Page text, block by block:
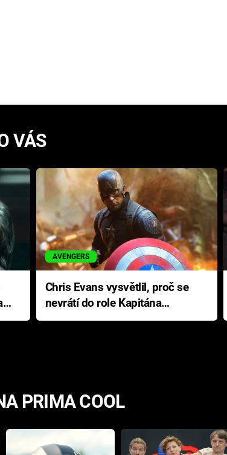
VÁS
AVENGERS
Chris Evans vysvětlil, proč se
nevrátí do role Kapitána
Ameriky
PRIMA COOL